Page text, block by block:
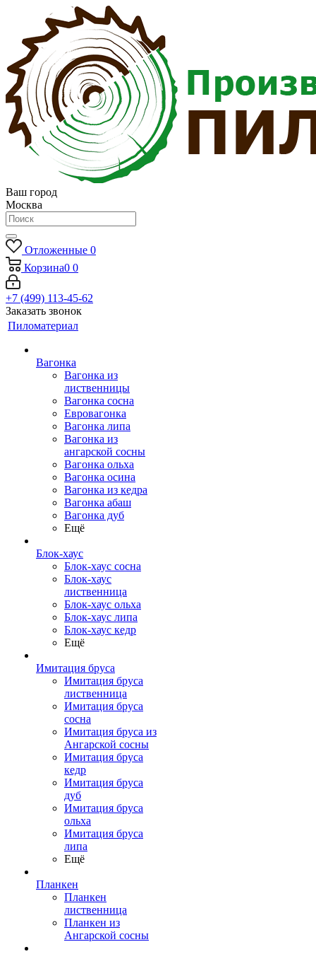
Ваш город
Москва
Отложенные 0
Корзина0 0
+7 (499) 113-45-62
Заказать звонок
Пиломатериал
Вагонка
Вагонка из
лиственницы
Вагонка сосна
Евровагонка
Вагонка липа
Вагонка из
ангарской сосны
Вагонка ольха
Вагонка осина
Вагонка из кедра
Вагонка абаш
Вагонка дуб
Ещё
Блок-хаус
Блок-хаус сосна
Блок-хаус
лиственница
Блок-хаус ольха
Блок-хаус липа
Блок-хаус кедр
Ещё
Имитация бруса
Имитация бруса
лиственница
Имитация бруса
сосна
Имитация бруса из
Ангарской сосны
Имитация бруса
кедр
Имитация бруса
дуб
Имитация бруса
ольха
Имитация бруса
липа
Ещё
Планкен
Планкен
лиственница
Планкен из
Ангарской сосны